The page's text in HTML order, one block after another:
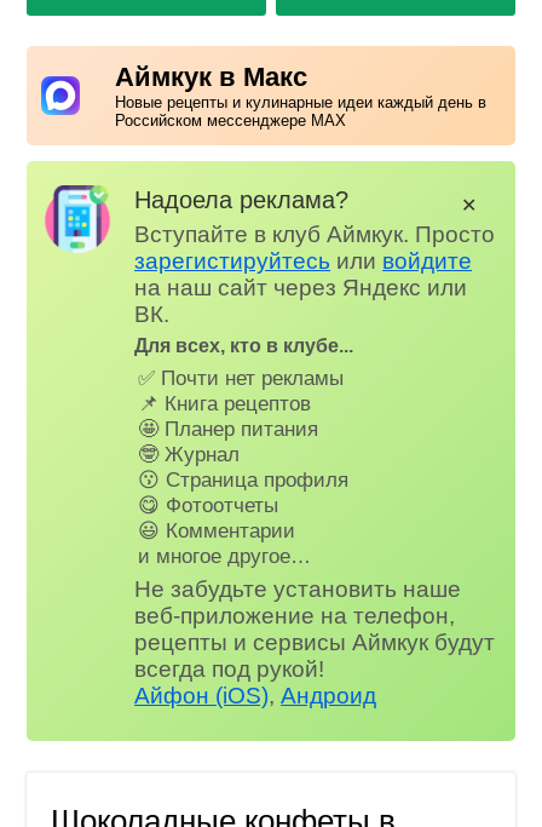
Аймкук в Макс
Новые рецепты и кулинарные идеи каждый день в
Российском мессенджере MAX
Надоела реклама?
Вступайте в клуб Аймкук. Просто
зарегистируйтесь или войдите
на наш сайт через Яндекс или
ВК.
Для всех, кто в клубе...
✅ Почти нет рекламы
📌 Книга рецептов
🤩 Планер питания
🤓 Журнал
😗 Страница профиля
😋 Фотоотчеты
😃 Комментарии
и многое другое…
Не забудьте установить наше
веб-приложение на телефон,
рецепты и сервисы Аймкук будут
всегда под рукой!
Айфон (iOS),Андроид
✕